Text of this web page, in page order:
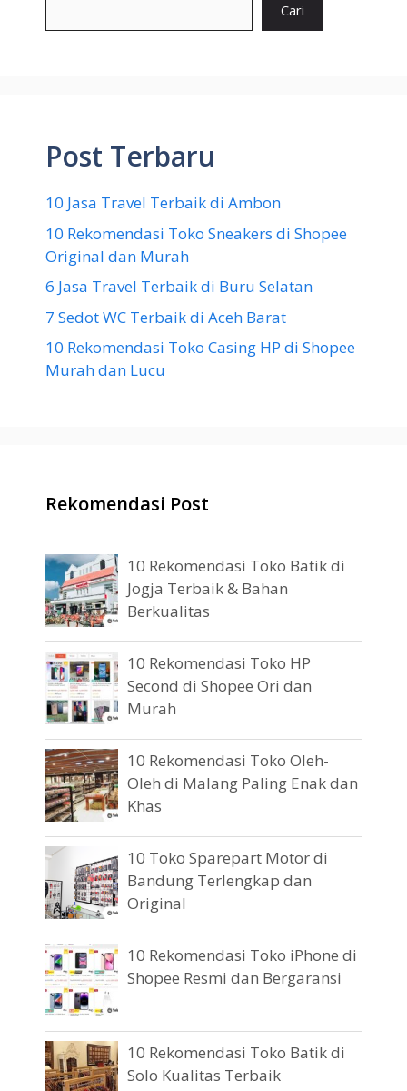
Cari
Post Terbaru
10 Jasa Travel Terbaik di Ambon
10 Rekomendasi Toko Sneakers di Shopee
Original dan Murah
6 Jasa Travel Terbaik di Buru Selatan
7 Sedot WC Terbaik di Aceh Barat
10 Rekomendasi Toko Casing HP di Shopee
Murah dan Lucu
Rekomendasi Post
10 Rekomendasi Toko Batik di
Jogja Terbaik & Bahan
Berkualitas
10 Rekomendasi Toko HP
Second di Shopee Ori dan
Murah
10 Rekomendasi Toko Oleh-
Oleh di Malang Paling Enak dan
Khas
10 Toko Sparepart Motor di
Bandung Terlengkap dan
Original
10 Rekomendasi Toko iPhone di
Shopee Resmi dan Bergaransi
10 Rekomendasi Toko Batik di
Solo Kualitas Terbaik